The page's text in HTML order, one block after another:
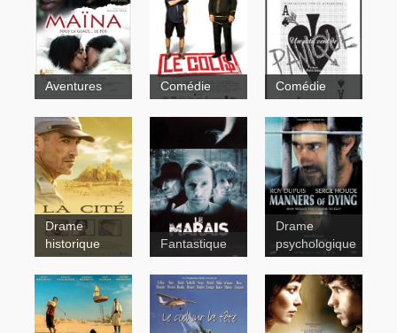
Maïna
Aventures Le colis
Comédie
Un
petit vent de
panique
Comédie
Le
Marais
Truffe La
Cité
Drame
historique
Fantastique
Manners of
dying
Drame
psychologique